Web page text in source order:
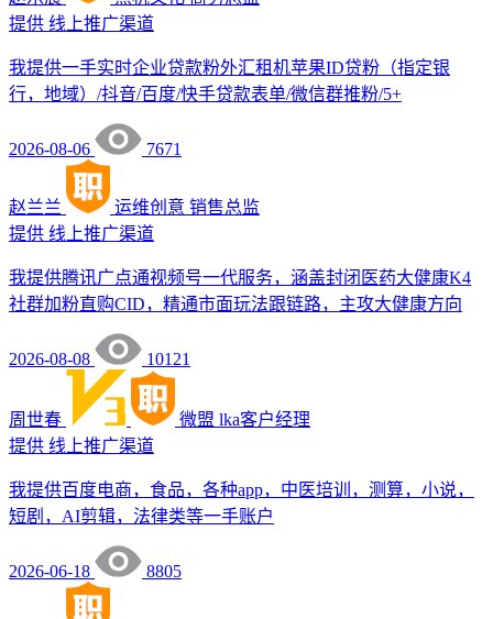
提供 线上推广渠道
我提供一手实时企业贷款粉外汇租机苹果ID贷粉（指定银
行，地域）/抖音/百度/快手贷款表单/微信群推粉/5+
2026-08-06 7671
赵兰兰 运维创意 销售总监
提供 线上推广渠道
我提供腾讯广点通视频号一代服务，涵盖封闭医药大健康K4
社群加粉直购CID，精通市面玩法跟链路，主攻大健康方向
2026-08-08 10121
周世春 微盟 lka客户经理
提供 线上推广渠道
我提供百度电商，食品，各种app，中医培训，测算，小说，
短剧，AI剪辑，法律类等一手账户
2026-06-18 8805